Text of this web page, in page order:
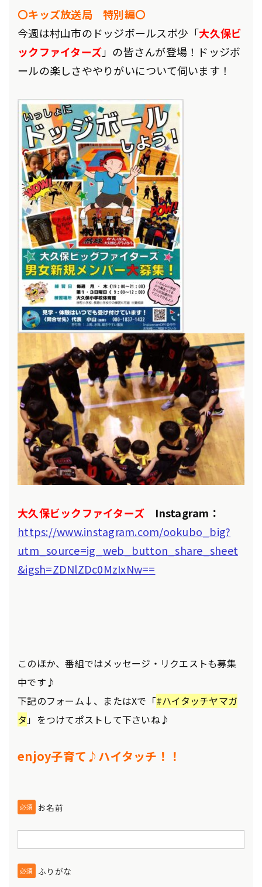
〇キッズ放送局 特別編〇
今週は村山市のドッジボールスポ少「大久保ビ
ックファイターズ」の皆さんが登場 ！ドッジボ
ールの楽しさややりがいについて伺います！
大久保ビックファイターズ Instagram：
https://www.instagram.com/ookubo_big?
utm_source=ig_web_button_share_sheet
&igsh=ZDNlZDc0MzIxNw==
このほか、番組ではメッセージ・リクエストも募集
中です♪
下記のフォーム↓、またはXで「#ハイタッチヤマガ
タ 」をつけてポストして下さいね♪
enjoy子育て♪ハイタッチ！！
必須 お名前
必須 ふりがな